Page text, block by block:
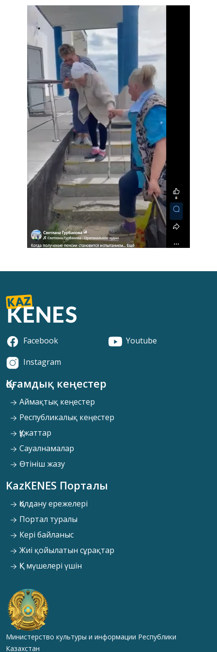
Previous
Facebook
Youtube
Instagram
Қоғамдық кеңестер
Аймақтық кеңестер
Республикалық кеңестер
Құжаттар
Сауалнамалар
Өтініш жазу
KazKENES Порталы
Қолдану ережелері
Портал туралы
Кері байланыс
Жиі қойылатын сұрақтар
ҚК мүшелері үшін
Министерство культуры и информации Республики
Казахстан